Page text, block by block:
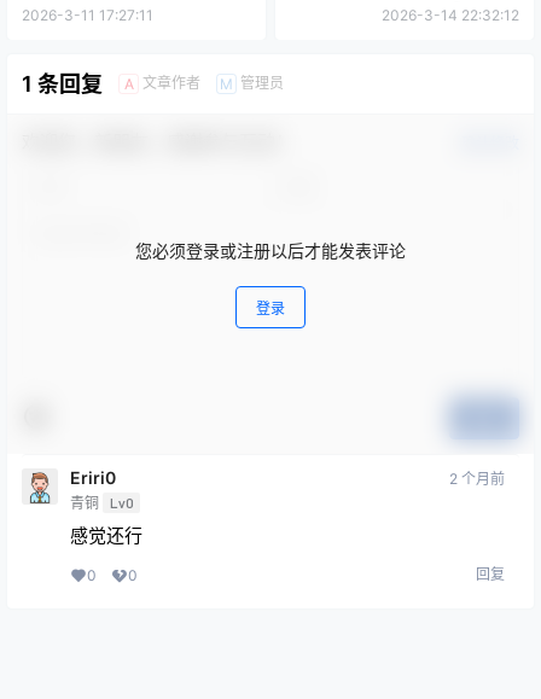
2026-3-11 17:27:11 2026-3-14 22:32:12
1 条回复 A 文章作者 M 管理员
您必须登录或注册以后才能发表评论
登录
Eriri0
青铜 Lv0
2 个月前
感觉还行
0 0 回复